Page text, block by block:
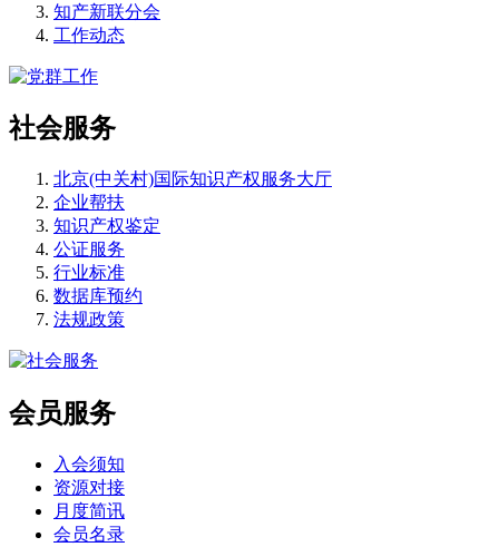
知产新联分会
工作动态
社会服务
北京(中关村)国际知识产权服务大厅
企业帮扶
知识产权鉴定
公证服务
行业标准
数据库预约
法规政策
会员服务
入会须知
资源对接
月度简讯
会员名录